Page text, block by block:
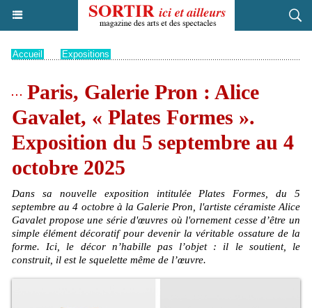
Accueil Expositions
Paris, Galerie Pron : Alice
Gavalet, « Plates Formes ».
Exposition du 5 septembre au 4
octobre 2025
Dans sa nouvelle exposition intitulée Plates Formes, du 5
septembre au 4 octobre à la Galerie Pron, l'artiste céramiste Alice
Gavalet propose une série d'œuvres où l'ornement cesse d’être un
simple élément décoratif pour devenir la véritable ossature de la
forme. Ici, le décor n’habille pas l’objet : il le soutient, le
construit, il est le squelette même de l’œuvre.